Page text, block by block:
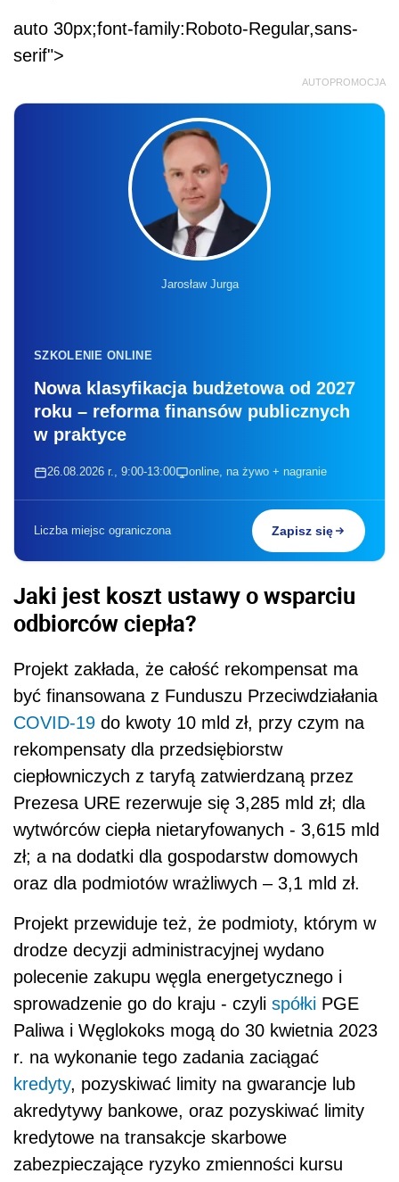
auto 30px;font-family:Roboto-Regular,sans-
serif">
AUTOPROMOCJA
Jarosław Jurga
SZKOLENIE ONLINE
Nowa klasyfikacja budżetowa od 2027
roku – reforma finansów publicznych
w praktyce
26.08.2026 r., 9:00-13:00 online, na żywo + nagranie
Liczba miejsc ograniczona Zapisz się
Jaki jest koszt ustawy o wsparciu
odbiorców ciepła?
Projekt zakłada, że całość rekompensat ma
być finansowana z Funduszu Przeciwdziałania
COVID-19 do kwoty 10 mld zł, przy czym na
rekompensaty dla przedsiębiorstw
ciepłowniczych z taryfą zatwierdzaną przez
Prezesa URE rezerwuje się 3,285 mld zł; dla
wytwórców ciepła nietaryfowanych - 3,615 mld
zł; a na dodatki dla gospodarstw domowych
oraz dla podmiotów wrażliwych – 3,1 mld zł.
Projekt przewiduje też, że podmioty, którym w
drodze decyzji administracyjnej wydano
polecenie zakupu węgla energetycznego i
sprowadzenie go do kraju - czyli spółki PGE
Paliwa i Węglokoks mogą do 30 kwietnia 2023
r. na wykonanie tego zadania zaciągać
kredyty, pozyskiwać limity na gwarancje lub
akredytywy bankowe, oraz pozyskiwać limity
kredytowe na transakcje skarbowe
zabezpieczające ryzyko zmienności kursu